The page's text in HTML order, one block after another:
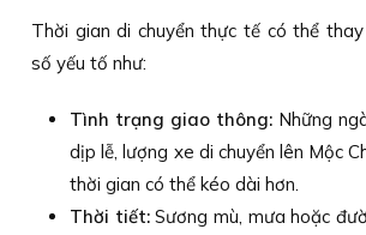
Thời gian di chuyển thực tế có thể
số yếu tố như:
Tình trạng giao thông: Những
dịp lễ, lượng xe di chuyển lên Mộc
thời gian có thể kéo dài hơn.
Thời tiết:Sương mù, mưa hoặc